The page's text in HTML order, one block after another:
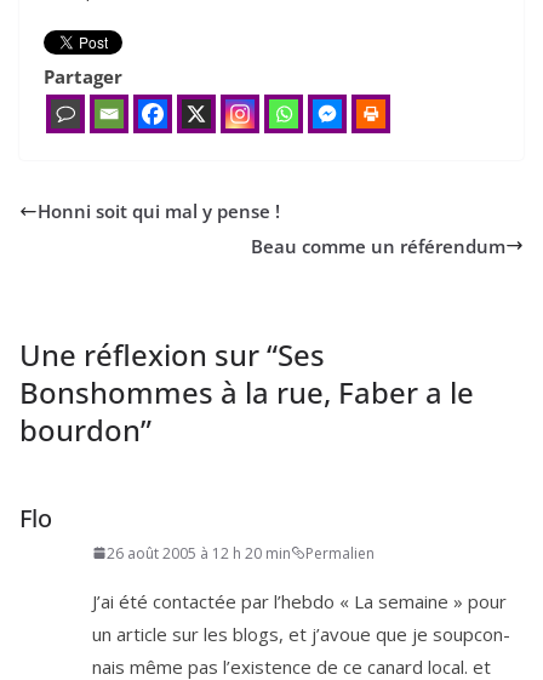
Partager
Honni soit qui mal y pense !
Beau comme un référendum
Une réflexion sur “Ses
Bonshommes à la rue, Faber a le
bourdon”
Flo
26 août 2005 à 12 h 20 min Permalien
J’ai été contac­tée par l’heb­do « La semaine » pour
un article sur les blogs, et j’a­voue que je soup­con­
nais même pas l’exis­tence de ce canard local. et